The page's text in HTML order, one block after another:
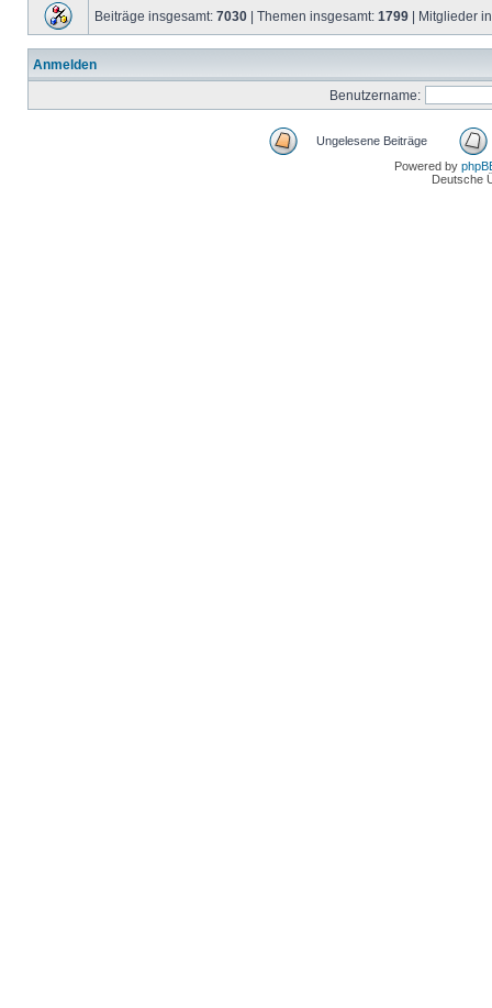
Beiträge insgesamt: 7030 | Themen insgesamt: 1799 | Mitglieder
Anmelden
Benutzername:
Ungelesene Beiträge
Powered by
Deutsche